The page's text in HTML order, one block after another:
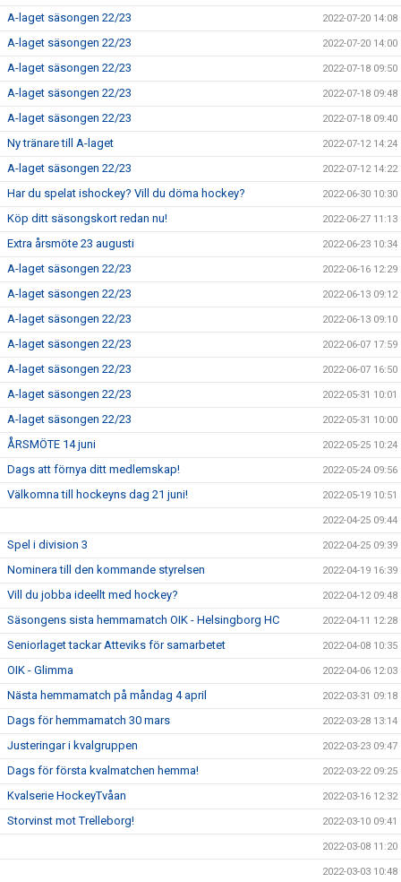
A-laget säsongen 22/23 2022-07-20 14:08
A-laget säsongen 22/23 2022-07-20 14:00
A-laget säsongen 22/23 2022-07-18 09:50
A-laget säsongen 22/23 2022-07-18 09:48
A-laget säsongen 22/23 2022-07-18 09:40
Ny tränare till A-laget 2022-07-12 14:24
A-laget säsongen 22/23 2022-07-12 14:22
Har du spelat ishockey? Vill du döma hockey? 2022-06-30 10:30
Köp ditt säsongskort redan nu! 2022-06-27 11:13
Extra årsmöte 23 augusti 2022-06-23 10:34
A-laget säsongen 22/23 2022-06-16 12:29
A-laget säsongen 22/23 2022-06-13 09:12
A-laget säsongen 22/23 2022-06-13 09:10
A-laget säsongen 22/23 2022-06-07 17:59
A-laget säsongen 22/23 2022-06-07 16:50
A-laget säsongen 22/23 2022-05-31 10:01
A-laget säsongen 22/23 2022-05-31 10:00
ÅRSMÖTE 14 juni 2022-05-25 10:24
Dags att förnya ditt medlemskap! 2022-05-24 09:56
Välkomna till hockeyns dag 21 juni! 2022-05-19 10:51
2022-04-25 09:44
Spel i division 3 2022-04-25 09:39
Nominera till den kommande styrelsen 2022-04-19 16:39
Vill du jobba ideellt med hockey? 2022-04-12 09:48
Säsongens sista hemmamatch OIK - Helsingborg HC 2022-04-11 12:28
Seniorlaget tackar Atteviks för samarbetet 2022-04-08 10:35
OIK - Glimma 2022-04-06 12:03
Nästa hemmamatch på måndag 4 april 2022-03-31 09:18
Dags för hemmamatch 30 mars 2022-03-28 13:14
Justeringar i kvalgruppen 2022-03-23 09:47
Dags för första kvalmatchen hemma! 2022-03-22 09:25
Kvalserie HockeyTvåan 2022-03-16 12:32
Storvinst mot Trelleborg! 2022-03-10 09:41
2022-03-08 11:20
2022-03-03 10:48